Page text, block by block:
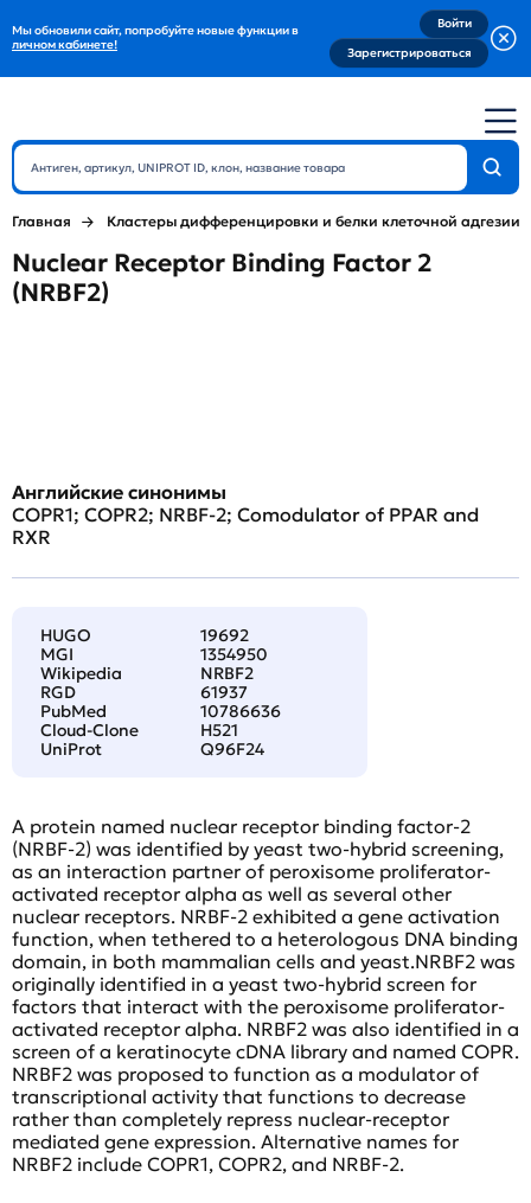
Мы обновили сайт, попробуйте новые функции в
личном кабинете!
Войти
Зарегистрироваться
Главная Кластеры дифференцировки и белки клеточной адгезии
Nuclear Receptor Binding Factor 2
(NRBF2)
Английские синонимы
COPR1; COPR2; NRBF-2; Comodulator of PPAR and
RXR
HUGO
19692
MGI
1354950
Wikipedia
NRBF2
RGD
61937
PubMed
10786636
Cloud-Clone
H521
UniProt
Q96F24
A protein named nuclear receptor binding factor-2
(NRBF-2) was identified by yeast two-hybrid screening,
as an interaction partner of peroxisome proliferator-
activated receptor alpha as well as several other
nuclear receptors. NRBF-2 exhibited a gene activation
function, when tethered to a heterologous DNA binding
domain, in both mammalian cells and yeast.NRBF2 was
originally identified in a yeast two-hybrid screen for
factors that interact with the peroxisome proliferator-
activated receptor alpha. NRBF2 was also identified in a
screen of a keratinocyte cDNA library and named COPR.
NRBF2 was proposed to function as a modulator of
transcriptional activity that functions to decrease
rather than completely repress nuclear-receptor
mediated gene expression. Alternative names for
NRBF2 include COPR1, COPR2, and NRBF-2.